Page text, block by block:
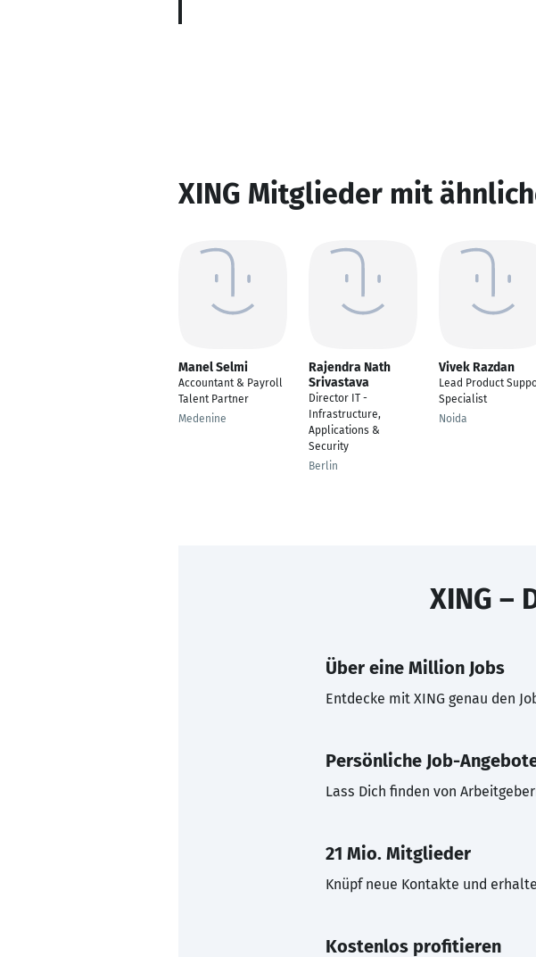
XING Mitglieder mit
Manel Selmi
Accountant & Payroll
Talent Partner
Medenine
Rajendra Nath
Srivastava
Director IT -
Infrastructure,
Applications &
Security
Berlin
Vivek Razdan
Lead Product
Specialist
Noida
XING –
Über eine Million Jobs
Entdecke mit XING genau den
Persönliche Job-
Lass Dich finden von
21 Mio. Mitglieder
Knüpf neue Kontakte und
Kostenlos profitieren